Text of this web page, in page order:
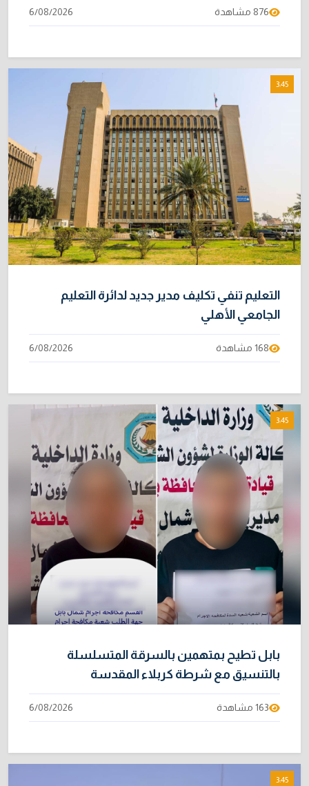
876 مشاهدة 6/08/2026
3:45
التعليم تنفي تكليف مدير جديد لدائرة التعليم
الجامعي الأهلي
168 مشاهدة 6/08/2026
3:45
بابل تطيح بمتهمين بالسرقة المتسلسلة
بالتنسيق مع شرطة كربلاء المقدسة
163 مشاهدة 6/08/2026
3:45